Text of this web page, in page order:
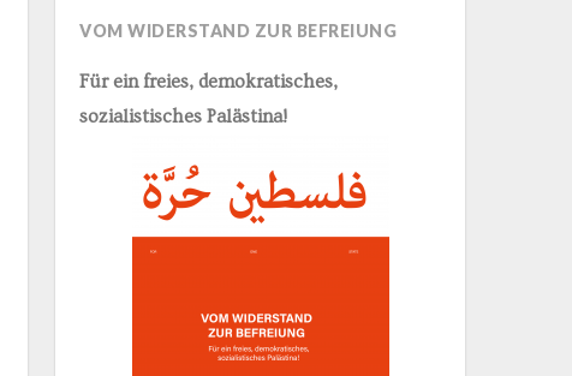
VOM WIDERSTAND ZUR BEFREIUNG
Für ein freies, demokratisches,
sozialistisches Palästina!